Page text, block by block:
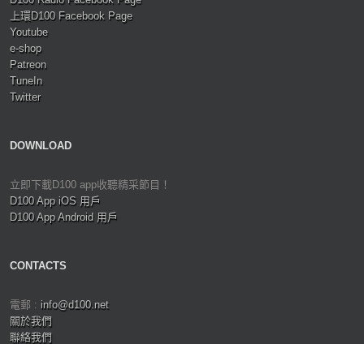
上環D100 Facebook Page
Youtube
e-shop
Patreon
TuneIn
Twitter
DOWNLOAD
立即下載D100 app收聽精采節目！
D100 App iOS 用戶
D100 App Android 用戶
CONTACTS
電郵 : info@d100.net
關於我們
聯絡我們